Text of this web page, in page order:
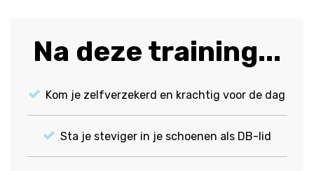
Na deze training...
Kom je zelfverzekerd en krachtig voor de dag
Sta je steviger in je schoenen als DB-lid